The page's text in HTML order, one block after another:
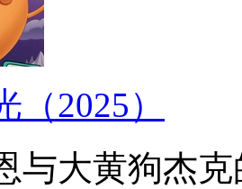
（2025）
与大黄狗杰克